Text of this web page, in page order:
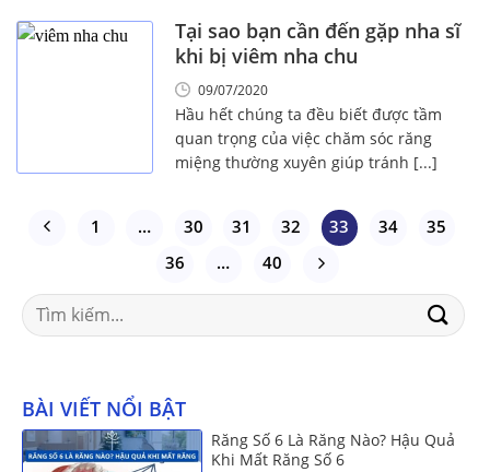
Tại sao bạn cần đến gặp nha sĩ
khi bị viêm nha chu
09/07/2020
Hầu hết chúng ta đều biết được tầm
quan trọng của việc chăm sóc răng
miệng thường xuyên giúp tránh [...]
1 … 30 31 32 33 34
35
36
… 40
Search
for:
BÀI VIẾT NỔI BẬT
Răng Số 6 Là Răng Nào? Hậu Quả
Khi Mất Răng Số 6